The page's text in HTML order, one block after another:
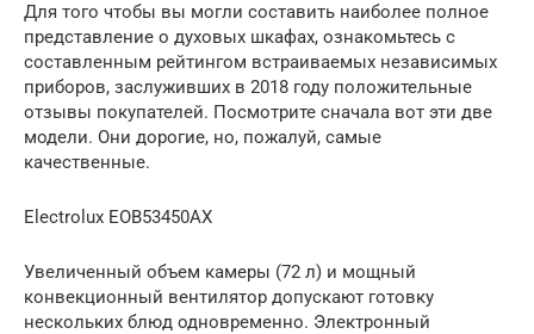
Для того чтобы вы могли составить наиболее полное
представление о духовых шкафах, ознакомьтесь с
составленным рейтингом встраиваемых независимых
приборов, заслуживших в 2018 году положительные
отзывы покупателей. Посмотрите сначала вот эти две
модели. Они дорогие, но, пожалуй, самые
качественные.
Electrolux EOB53450AX
Увеличенный объем камеры (72 л) и мощный
конвекционный вентилятор допускают готовку
нескольких блюд одновременно. Электронный